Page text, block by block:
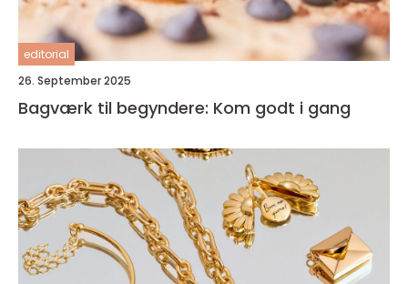
editorial
26. September 2025
Bagværk til begyndere: Kom godt i gang